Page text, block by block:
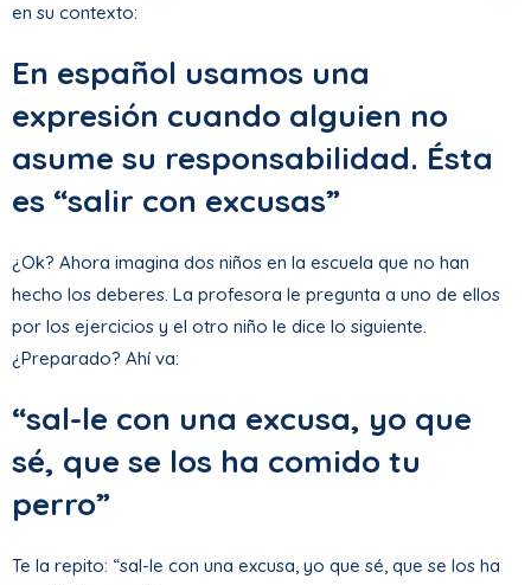
en su contexto:
En español usamos una
expresión cuando alguien no
asume su responsabilidad. Ésta
es “salir con excusas”
¿Ok? Ahora imagina dos niños en la escuela que no han
hecho los deberes. La profesora le pregunta a uno de ellos
por los ejercicios y el otro niño le dice lo siguiente.
¿Preparado? Ahí va:
“sal-le con una excusa, yo que
sé, que se los ha comido tu
perro”
Te la repito: “sal-le con una excusa, yo que sé, que se los ha